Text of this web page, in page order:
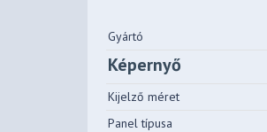
Gyártó
Képernyő
Kijelző méret
Panel típusa